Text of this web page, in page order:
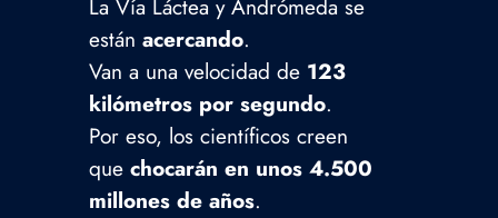
La Vía Láctea y Andrómeda se
están acercando.
Van a una velocidad de 123
kilómetros por segundo.
Por eso, los científicos creen
que chocarán en unos 4.500
millones de años.